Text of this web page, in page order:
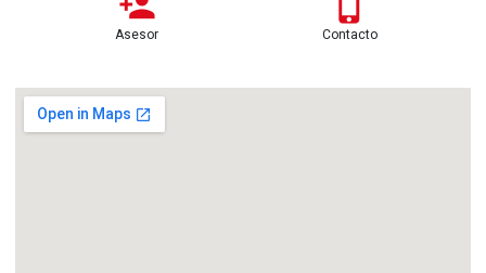
Asesor Contacto